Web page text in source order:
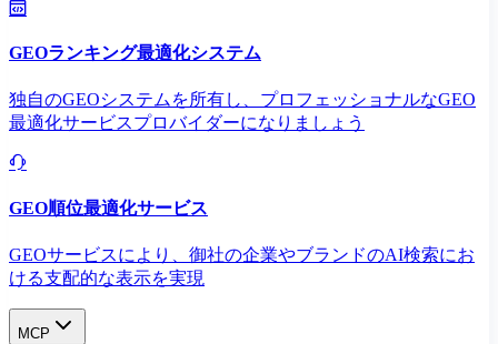
GEOランキング最適化システム
独自のGEOシステムを所有し、プロフェッショナルなGEO
最適化サービスプロバイダーになりましょう
GEO順位最適化サービス
GEOサービスにより、御社の企業やブランドのAI検索にお
ける支配的な表示を実現​
MCP